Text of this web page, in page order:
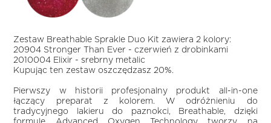
Zestaw Breathable Sprakle Duo Kit zawiera 2 kolory:
20904 Stronger Than Ever - czerwień z drobinkami
2010004 Elixir - srebrny metalic
Kupując ten zestaw oszczędzasz 20%.
Pierwszy w historii profesjonalny produkt all-in-one
łączący preparat z kolorem. W odróżnieniu do
tradycyjnego lakieru do paznokci, Breathable, dzięki